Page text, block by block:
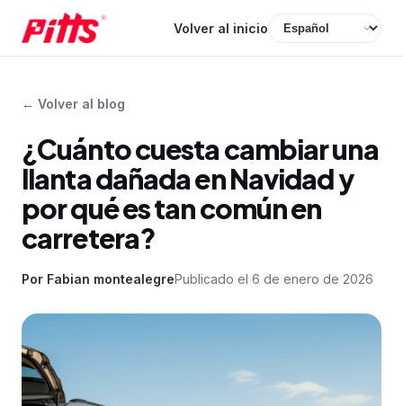
Volver al inicio
← Volver al blog
¿Cuánto cuesta cambiar una
llanta dañada en Navidad y
por qué es tan común en
carretera?
Por Fabian montealegrePublicado el 6 de enero de 2026